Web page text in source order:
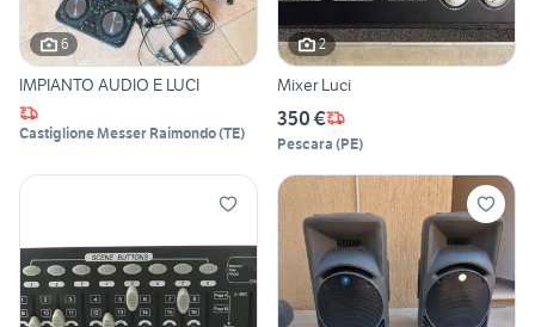
6
IMPIANTO AUDIO E LUCI
Castiglione Messer Raimondo(TE)
2
Mixer Luci
350 €
Pescara (PE)